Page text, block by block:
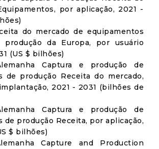
por aplicação, 2021 -
do mercado de equipamentos
da Europa, por usuário
(US $ bilhões)
Captura e produção de
de produção Receita do mercado,
2021 - 2031 (bilhões de
Captura e produção de
de produção Receita, por aplicação,
$ bilhões)
Capture and Production